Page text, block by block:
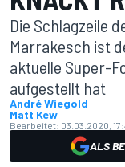
Die Schlagzeile
Marrakesch ist
aktuelle Super-
aufgestellt hat
André Wiegold
Matt Kew
Bearbeitet: 03.03.2020,
ALS